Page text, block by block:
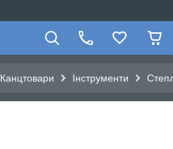
Канцтовари Інструменти